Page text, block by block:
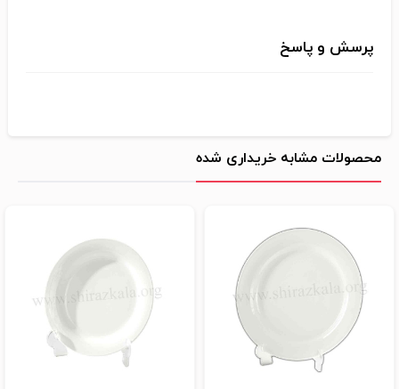
پرسش و پاسخ
محصولات مشابه خریداری شده